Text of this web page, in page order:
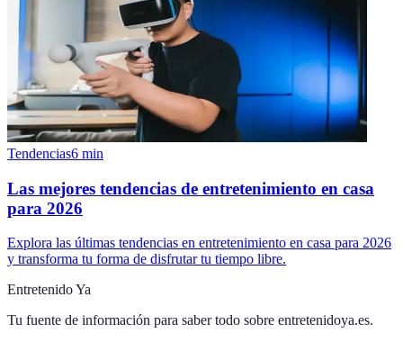
Tendencias6 min
Las mejores tendencias de entretenimiento en casa
para 2026
Explora las últimas tendencias en entretenimiento en casa para 2026
y transforma tu forma de disfrutar tu tiempo libre.
Entretenido Ya
Tu fuente de información para saber todo sobre entretenidoya.es.